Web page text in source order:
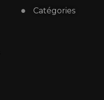
Catégories